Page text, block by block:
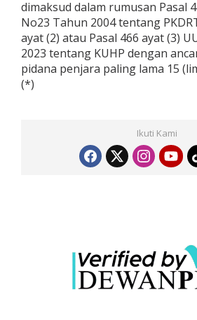
dimaksud dalam rumusan Pasal
No23 Tahun 2004 tentang
ayat (2) atau Pasal 466 ayat (3)
2023 tentang KUHP dengan
pidana penjara paling lama 15
(*)
Ikuti Kami